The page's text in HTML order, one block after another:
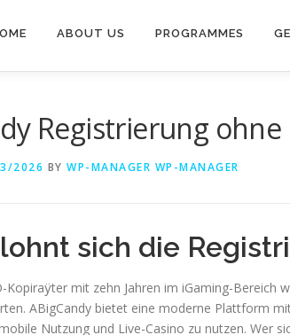
ABOUT US PROGRAMMES
Registrierung
2026 BY WP-MANAGER WP-MANAGER
sich die
Kopiraÿter mit zehn Jahren im iGaming-
ABigCandy bietet eine moderne Plattform
Nutzung und Live-Casino zu nutzen. Wer